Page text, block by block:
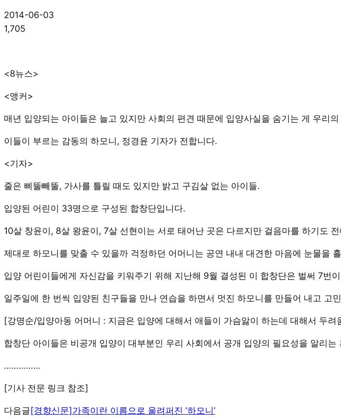
2014-06-03
1,705
<8뉴스>
<앵커>
매년 입양되는 아이들은 늘고 있지만 사회의 편견 때문에 입양사실을 숨기는 게 우리
이들이 부르는 감동의 하모니, 정경윤 기자가 전합니다.
<기자>
줄은 삐뚤빼뚤, 가사를 틀릴 때도 있지만 밝고 구김살 없는 아이들.
입양된 어린이 33명으로 구성된 합창단입니다.
10살 창윤이, 8살 왕윤이, 7살 선현이는 서로 태어난 곳은 다르지만 걸음마를 하기도
제대로 하모니를 맞출 수 있을까 걱정하던 어머니는 공연 내내 대견한 마음에 눈물을
입양 어린이들에게 자신감을 키워주기 위해 지난해 9월 결성된 이 합창단은 벌써 7번
일주일에 한 번씩 입양된 친구들을 만나 연습을 하면서 멋진 하모니를 만들어 내고 고
[강명순/입양아동 어머니 : 지금은 입양에 대해서 애들이 가슴앓이 하는데 대해서 두
합창단 아이들은 비공개 입양이 대부분인 우리 사회에서 공개 입양의 필요성을 알리
……………
[기사 전문 링크 참조]
다음글[경향신문]가족이란 이름으로 울려퍼진 ‘하모니’